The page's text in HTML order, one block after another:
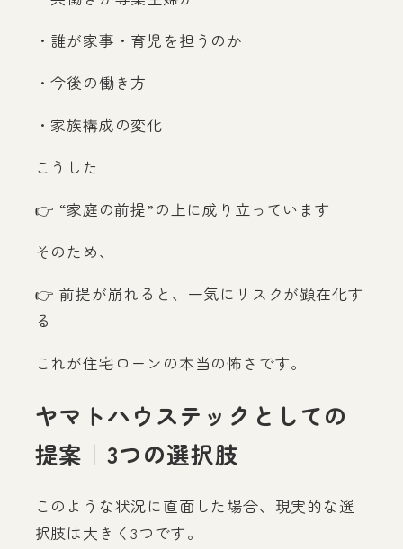
・誰が家事・育児を担うのか
・今後の働き方
・家族構成の変化
こうした
👉 “家庭の前提”の上に成り立っています
そのため、
👉 前提が崩れると、一気にリスクが顕在化す
る
これが住宅ローンの本当の怖さです。
ヤマトハウステックとしての
提案｜3つの選択肢
このような状況に直面した場合、現実的な選
択肢は大きく3つです。